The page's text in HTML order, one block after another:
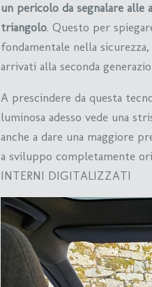
un pericolo da segnalare
triangolo. Questo per
fondamentale nella
arrivati alla seconda
A prescindere da questa
luminosa adesso vede una
anche a dare una maggiore
a sviluppo completamente
INTERNI DIGITALIZZATI